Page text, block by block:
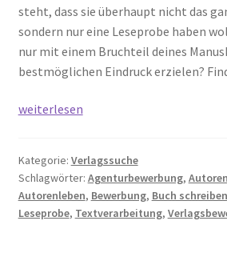
steht, dass sie überhaupt nicht das
sondern nur eine Leseprobe haben
nur mit einem Bruchteil deines
bestmöglichen Eindruck erzielen?
Verlagsbewerbung:
deine
Leseprobe
weiterlesen
Kategorie: Verlagssuche
Schlagwörter: Agenturbewerbung,
Autorenleben, Bewerbung, Buch schreiben
Leseprobe, Textverarbeitung,